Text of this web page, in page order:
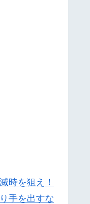
時を狙え！
手を出すな